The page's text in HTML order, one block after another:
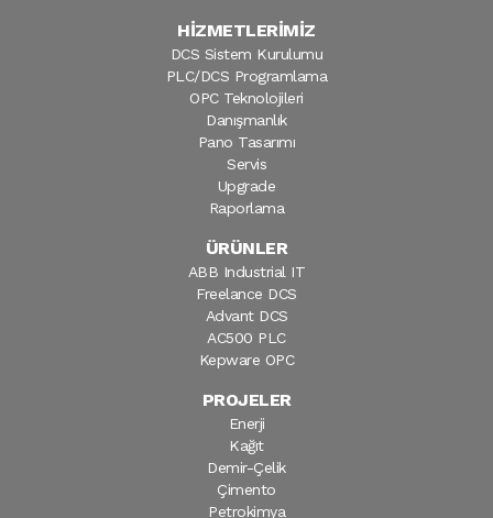
HİZMETLERİMİZ
DCS Sistem Kurulumu
PLC/DCS Programlama
OPC Teknolojileri
Danışmanlık
Pano Tasarımı
Servis
Upgrade
Raporlama
ÜRÜNLER
ABB Industrial IT
Freelance DCS
Advant DCS
AC500 PLC
Kepware OPC
PROJELER
Enerji
Kağıt
Demir-Çelik
Çimento
Petrokimya